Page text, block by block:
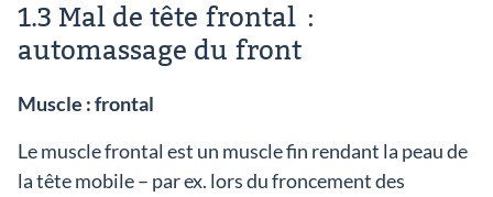
1.3 Mal de tête frontal :
automassage du front
Muscle : frontal
Le muscle frontal est un muscle fin rendant la peau de
la tête mobile – par ex. lors du froncement des